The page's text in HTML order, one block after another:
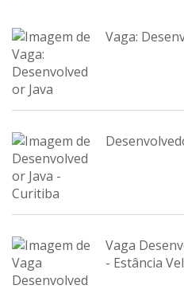
Vaga:
Vaga
- Estância